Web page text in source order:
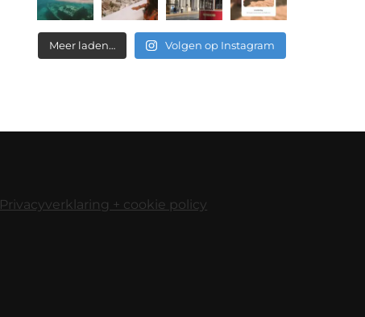
Meer laden… Volgen op Instagram
Privacyverklaring + cookie policy